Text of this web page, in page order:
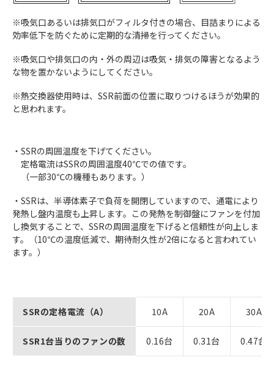
※吸気口あるいは排気口がフィルタ付きの場合、目詰まりによる
効率低下を防ぐために定期的な清掃を行ってください。
※吸気口や排気口の内・外の周辺は吸気・排気の障害となるよう
な物を置かないようにしてください。
※熱交換器使用時は、SSR前面の位置に取りつけるほうが効果的
と思われます。
・SSRの周囲温度を下げてください。
定格電流はSSRの周囲温度40℃での値です。
（一部30℃の機種もあります。）
・SSRは、半導体素子で負荷を開閉していますので、通電により
発熱し盤内温度も上昇します。この発熱を制御盤にファンを付加
し換気することで、SSRの周囲温度を下げると信頼性が向上しま
す。（10℃の温度低減で、期待耐久性が2倍になると言われてい
ます。）
SSRの定格電流（A） 10A 20A 30A
SSR1台当りのファンの数 0.16台 0.31台 0.47台